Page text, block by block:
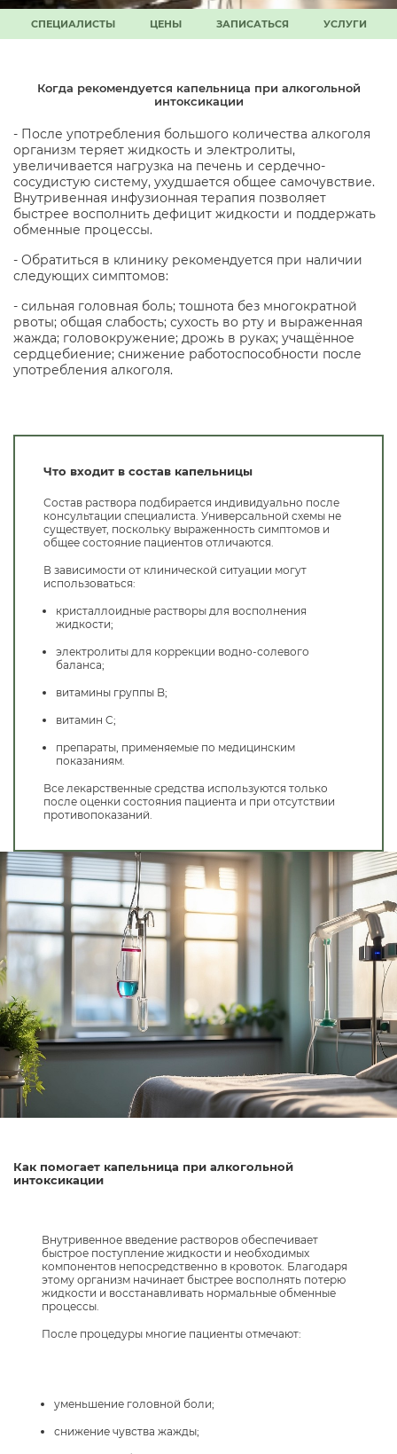
СПЕЦИАЛИСТЫ ЦЕНЫ ЗАПИСАТЬСЯ УСЛУГИ
Когда рекомендуется капельница при алкогольной
интоксикации
- После употребления большого количества алкоголя
организм теряет жидкость и электролиты,
увеличивается нагрузка на печень и сердечно-
сосудистую систему, ухудшается общее самочувствие.
Внутривенная инфузионная терапия позволяет
быстрее восполнить дефицит жидкости и поддержать
обменные процессы.
- Обратиться в клинику рекомендуется при наличии
следующих симптомов:
- сильная головная боль; тошнота без многократной
рвоты; общая слабость; сухость во рту и выраженная
жажда; головокружение; дрожь в руках; учащённое
сердцебиение; снижение работоспособности после
употребления алкоголя.
Что входит в состав капельницы
Состав раствора подбирается индивидуально после
консультации специалиста. Универсальной схемы не
существует, поскольку выраженность симптомов и
общее состояние пациентов отличаются.
В зависимости от клинической ситуации могут
использоваться:
кристаллоидные растворы для восполнения
жидкости;
электролиты для коррекции водно-солевого
баланса;
витамины группы B;
витамин C;
препараты, применяемые по медицинским
показаниям.
Все лекарственные средства используются только
после оценки состояния пациента и при отсутствии
противопоказаний.
Как помогает капельница при алкогольной
интоксикации
Внутривенное введение растворов обеспечивает
быстрое поступление жидкости и необходимых
компонентов непосредственно в кровоток. Благодаря
этому организм начинает быстрее восполнять потерю
жидкости и восстанавливать нормальные обменные
процессы.
После процедуры многие пациенты отмечают:
уменьшение головной боли;
снижение чувства жажды;